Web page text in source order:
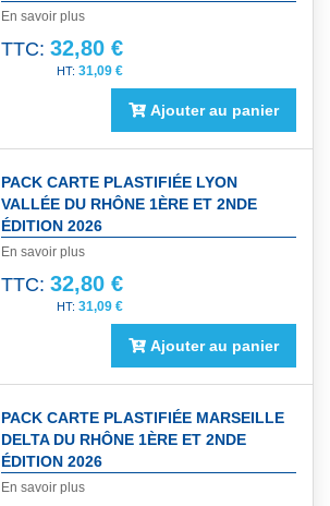
En savoir plus
TTC: 32,80 €
31,09 €
Ajouter au panier
PACK CARTE PLASTIFIÉE LYON
VALLÉE DU RHÔNE 1ÈRE ET 2NDE
ÉDITION 2026
En savoir plus
TTC: 32,80 €
31,09 €
Ajouter au panier
PACK CARTE PLASTIFIÉE MARSEILLE
DELTA DU RHÔNE 1ÈRE ET 2NDE
ÉDITION 2026
En savoir plus